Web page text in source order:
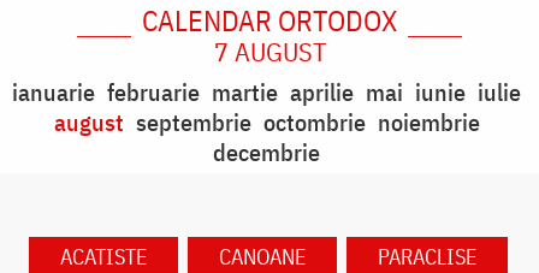
CALENDAR ORTODOX
7 AUGUST
ianuarie februarie martie aprilie mai iunie iulie
august septembrie octombrie noiembrie
decembrie
ACATISTE CANOANE
PARACLISE